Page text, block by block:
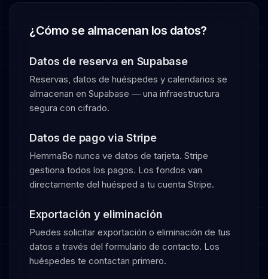
¿Cómo se almacenan los datos?
Datos de reserva en Supabase
Reservas, datos de huéspedes y calendarios se
almacenan en Supabase — una infraestructura
segura con cifrado.
Datos de pago via Stripe
HemmaBo nunca ve datos de tarjeta. Stripe
gestiona todos los pagos. Los fondos van
directamente del huésped a tu cuenta Stripe.
Exportación y eliminación
Puedes solicitar exportación o eliminación de tus
datos a través del formulario de contacto. Los
huéspedes te contactan primero.